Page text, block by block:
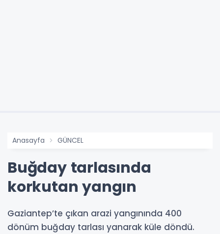
Anasayfa GÜNCEL
Buğday tarlasında
korkutan yangın
Gaziantep’te çıkan arazi yangınında 400
dönüm buğday tarlası yanarak küle döndü.